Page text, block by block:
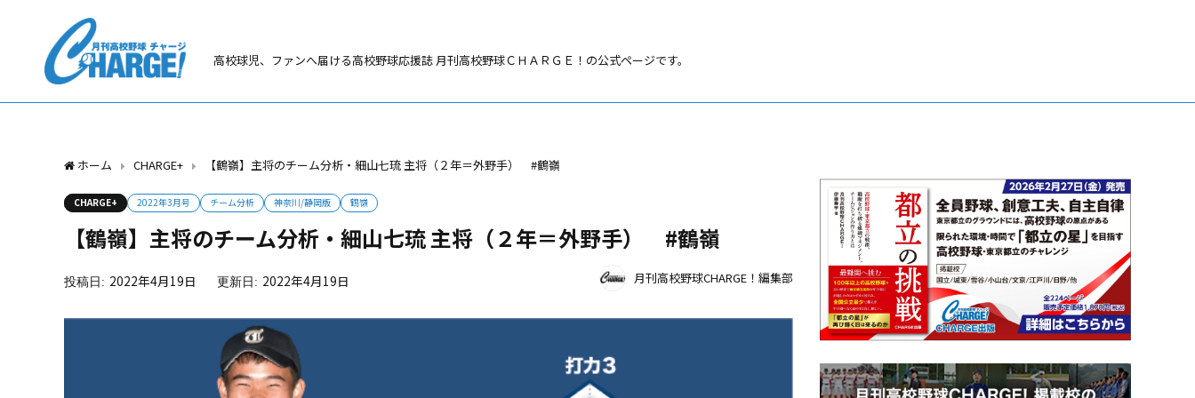
高校球児、ファンへ届ける高校野球応援誌 月刊高校野球ＣＨＡＲＧＥ！の公式ページです。
ホーム CHARGE+ 【鶴嶺】主将のチーム分析・細山七琉 主将（２年＝外野手） #鶴嶺
CHARGE+ 2022年3月号 チーム分析 神奈川/静岡版 鶴嶺
【鶴嶺】主将のチーム分析・細山七琉 主将（２年＝外野手） #鶴嶺
2022年4月19日 2022年4月19日 月刊高校野球CHARGE！編集部